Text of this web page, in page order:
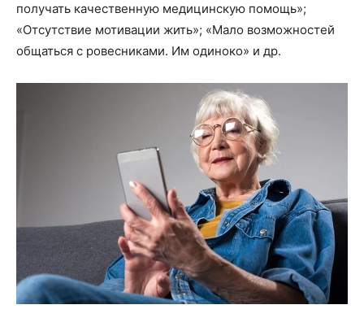
получать качественную медицинскую помощь»;
«Отсутствие мотивации жить»; «Мало возможностей
общаться с ровесниками. Им одиноко» и др.